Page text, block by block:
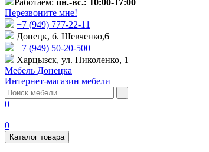
Работаем: пн.-вс.: 10:00-17:00
Перезвоните мне!
+7 (‎949) 777-22-11
Донецк, б. Шевченко,6
+7 (949) 50-20-500
Харцызск, ул. Николенко, 1
Мебель Донецка
Интернет-магазин мебели
0
0
Каталог товара